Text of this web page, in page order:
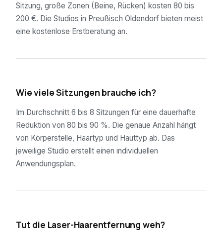
Sitzung, große Zonen (Beine, Rücken) kosten 80 bis
200 €. Die Studios in Preußisch Oldendorf bieten meist
eine kostenlose Erstberatung an.
Wie viele Sitzungen brauche ich?
Im Durchschnitt 6 bis 8 Sitzungen für eine dauerhafte
Reduktion von 80 bis 90 %. Die genaue Anzahl hängt
von Körperstelle, Haartyp und Hauttyp ab. Das
jeweilige Studio erstellt einen individuellen
Anwendungsplan.
Tut die Laser-Haarentfernung weh?